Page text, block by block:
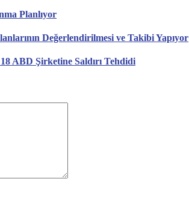
Planlıyor
Değerlendirilmesi ve Takibi Yapıyor
ABD Şirketine Saldırı Tehdidi